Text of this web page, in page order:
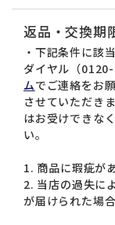
返品・交換期
・下記条件に該
ダイヤル（
ムでご連絡をお
させていただき
はお受けできな
い。
1. 商品に瑕疵が
2. 当店の過失に
が届けられた場合